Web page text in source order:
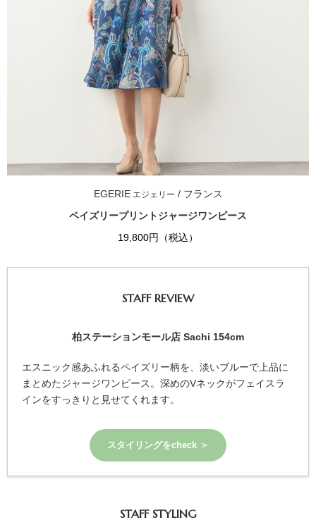
EGERIEエジェリー / フランス
ペイズリープリントジャージワンピース
19,800円（税込）
STAFF REVIEW
柏ステーションモール店 Sachi 154cm
エスニック感あふれるペイズリー柄を、淡いブルーで上品に
まとめたジャージワンピース。深めのVネックがフェイスラ
インをすっきりと見せてくれます。
スタイリングをcheck ＞
STAFF STYLING